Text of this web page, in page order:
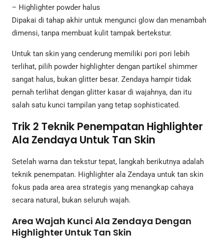
– Highlighter powder halus
Dipakai di tahap akhir untuk mengunci glow dan menambah
dimensi, tanpa membuat kulit tampak bertekstur.
Untuk tan skin yang cenderung memiliki pori pori lebih
terlihat, pilih powder highlighter dengan partikel shimmer
sangat halus, bukan glitter besar. Zendaya hampir tidak
pernah terlihat dengan glitter kasar di wajahnya, dan itu
salah satu kunci tampilan yang tetap sophisticated.
Trik 2 Teknik Penempatan Highlighter
Ala Zendaya Untuk Tan Skin
Setelah warna dan tekstur tepat, langkah berikutnya adalah
teknik penempatan. Highlighter ala Zendaya untuk tan skin
fokus pada area area strategis yang menangkap cahaya
secara natural, bukan seluruh wajah.
Area Wajah Kunci Ala Zendaya Dengan
Highlighter Untuk Tan Skin